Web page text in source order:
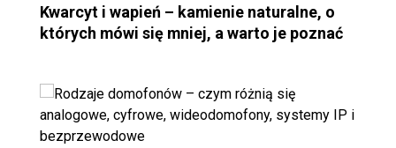
Kwarcyt i wapień – kamienie naturalne, o
których mówi się mniej, a warto je poznać